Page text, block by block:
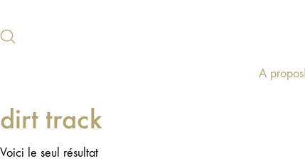
A propos
dirt track
Voici le seul résultat